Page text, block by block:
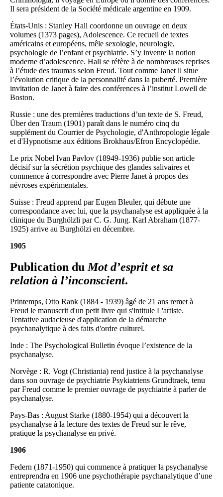
Il sera président de la Société médicale argentine en 1909.
États-Unis : Stanley Hall coordonne un ouvrage en deux
volumes (1373 pages), Adolescence. Ce recueil de textes
américains et européens, mêle sexologie, neurologie,
psychologie de l’enfant et psychiatrie. S’y invente la notion
moderne d’adolescence. Hall se réfère à de nombreuses reprises
à l’étude des traumas selon Freud. Tout comme Janet il situe
l’évolution critique de la personnalité dans la puberté. Première
invitation de Janet à faire des conférences à l’institut Lowell de
Boston.
Russie : une des premières traductions d’un texte de S. Freud,
Über den Traum (1901) paraît dans le numéro cinq du
supplément du Courrier de Psychologie, d'Anthropologie légale
et d'Hypnotisme aux éditions Brokhaus/Efron Encyclopédie.
Le prix Nobel Ivan Pavlov (18949-1936) publie son article
décisif sur la sécrétion psychique des glandes salivaires et
commence à correspondre avec Pierre Janet à propos des
névroses expérimentales.
Suisse : Freud apprend par Eugen Bleuler, qui débute une
correspondance avec lui, que la psychanalyse est appliquée à la
clinique du Burghölzli par C. G. Jung. Karl Abraham (1877-
1925) arrive au Burghölzi en décembre.
1905
Publication duMot d’esprit et sa
relation à l’inconscient.
Printemps, Otto Rank (1884 - 1939) âgé de 21 ans remet à
Freud le manuscrit d'un petit livre qui s'intitule L'artiste.
Tentative audacieuse d'application de la démarche
psychanalytique à des faits d'ordre culturel.
Inde : The Psychological Bulletin évoque l’existence de la
psychanalyse.
Norvège : R. Vogt (Christiania) rend justice à la psychanalyse
dans son ouvrage de psychiatrie Psykiatriens Grundtraek, tenu
par Freud comme le premier ouvrage de psychiatrie à parler de
psychanalyse.
Pays-Bas : August Starke (1880-1954) qui a découvert la
psychanalyse à la lecture des textes de Freud sur le rêve,
pratique la psychanalyse en privé.
1906
Federn (1871-1950) qui commence à pratiquer la psychanalyse
entreprendra en 1906 une psychothérapie psychanalytique d’une
patiente catatonique.